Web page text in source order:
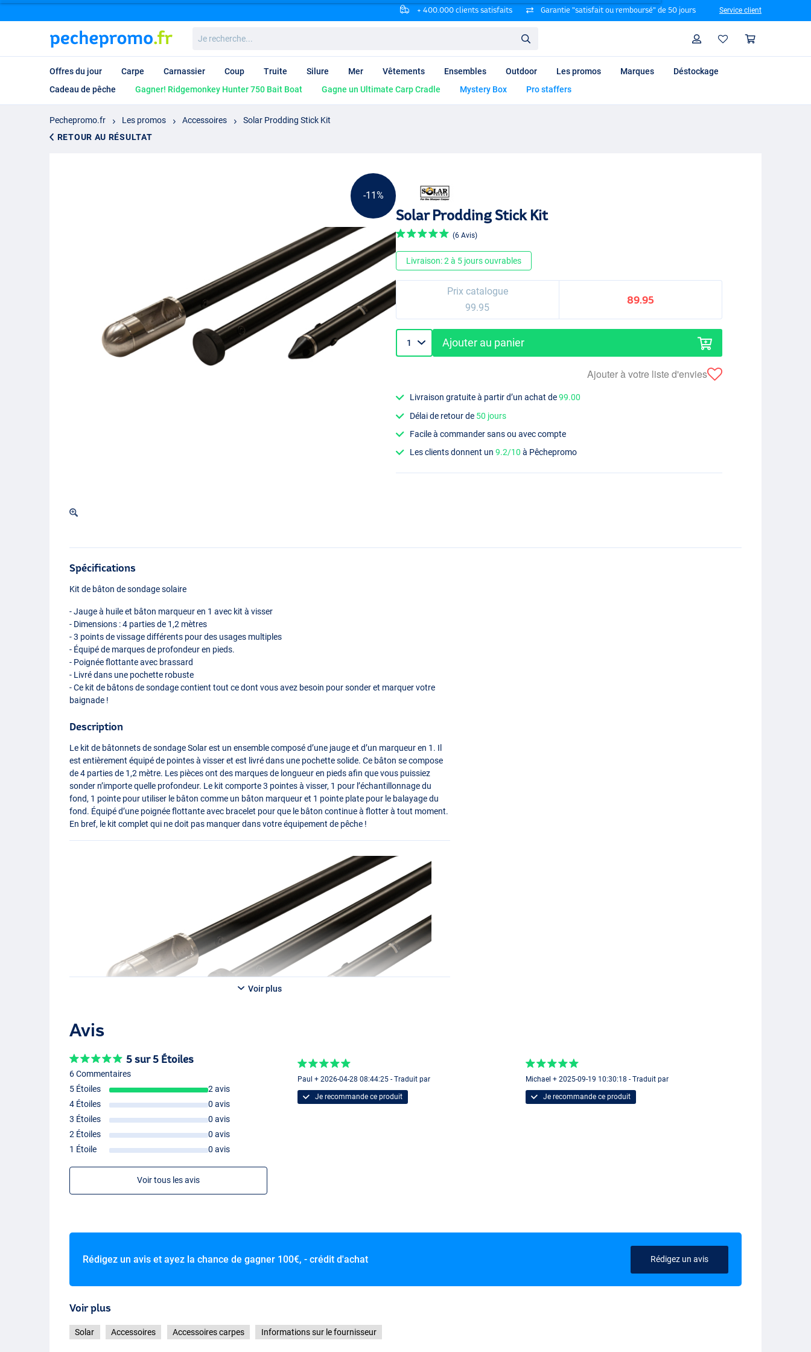
+ 400.000 clients satisfaits Garantie "satisfait ou remboursé" de 50 jours Service client
recherche...
Profil
Offres du jour Carpe Carnassier Coup Truite Silure Mer Vêtements Ensembles Outdoor Les promos Marques
Déstockage
Cadeau de pêche
Gagner! Ridgemonkey Hunter 750 Bait Boat Gagne un Ultimate Carp Cradle Mystery Box Pro staffers
Pechepromo.fr Les promos Accessoires
Solar Prodding Stick Kit
RETOUR AU RÉSULTAT
-11%
Solar Prodding Stick Kit
(6 Avis)
Livraison: 2 à 5 jours ouvrables
Prix catalogue
99.95
89.95
Ajouter au panier
Ajouter à votre liste d'envies
Livraison gratuite à partir d’un achat de99.00
Délai de retour de 50 jours
Facile à commander sans ou avec compte
Les clients donnent un9.2/10 à Pêchepromo
Spécifications
Kit de bâton de sondage solaire
- Jauge à huile et bâton marqueur en 1 avec kit à visser
- Dimensions : 4 parties de 1,2 mètres
- 3 points de vissage différents pour des usages multiples
- Équipé de marques de profondeur en pieds.
- Poignée flottante avec brassard
- Livré dans une pochette robuste
- Ce kit de bâtons de sondage contient tout ce dont vous avez besoin pour sonder et marquer votre
baignade !
Description
Le kit de bâtonnets de sondage Solar est un ensemble composé d’une jauge et d’un marqueur en 1. Il
est entièrement équipé de pointes à visser et est livré dans une pochette solide. Ce bâton se compose
de 4 parties de 1,2 mètre. Les pièces ont des marques de longueur en pieds afin que vous puissiez
sonder n’importe quelle profondeur. Le kit comporte 3 pointes à visser, 1 pour l’échantillonnage du
fond, 1 pointe pour utiliser le bâton comme un bâton marqueur et 1 pointe plate pour le balayage du
fond. Équipé d’une poignée flottante avec bracelet pour que le bâton continue à flotter à tout moment.
En bref, le kit complet qui ne doit pas manquer dans votre équipement de pêche !
Voir plus
Avis
5 sur 5 Étoiles
6 Commentaires
5 Étoiles
2 avis
4 Étoiles
0 avis
3 Étoiles
0 avis
2 Étoiles
0 avis
1 Étoile
0 avis
Voir tous les avis
Paul + 2026-04-28 08:44:25 - Traduit par
Je recommande ce produit
Michael + 2025-09-19 10:30:18 - Traduit par
Je recommande ce produit
Rédigez un avis et ayez la chance de gagner 100€, - crédit d'achat Rédigez un avis
Voir plus
Solar Accessoires Accessoires carpes Informations sur le fournisseur